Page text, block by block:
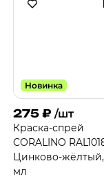
Новинка
275 ₽ /шт
Краска-спрей
CORALINO
Цинково-
мл